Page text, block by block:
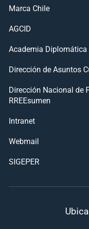
Marca Chile
AGCID
Academia Diplomática
Dirección de Asuntos
Dirección Nacional de
RREEsumen
Intranet
Webmail
SIGEPER